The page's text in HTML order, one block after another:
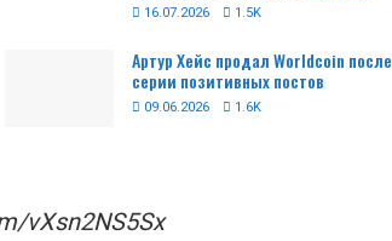
16.07.2026 1.5K
Артур Хейс продал Worldcoin после
серии позитивных постов
09.06.2026 1.6K
vXsn2NS5Sx